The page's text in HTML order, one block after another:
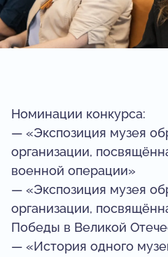
Номинации конкурса:
— «Экспозиция музея
организации,
военной операции»
— «Экспозиция музея
организации,
Победы в Великой
— «История одного